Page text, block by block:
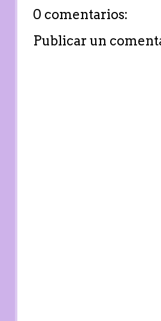
0 comentarios:
Publicar un